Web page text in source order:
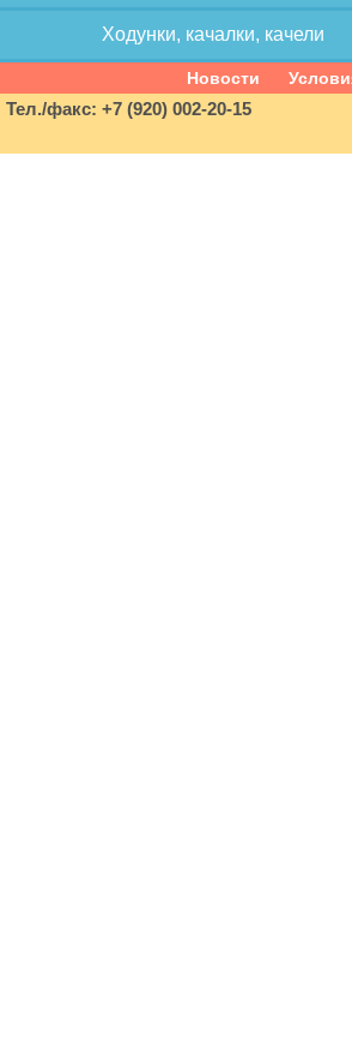
Ходунки, качалки, качели
Новости
Тел./факс: +7 (920) 002-20-15